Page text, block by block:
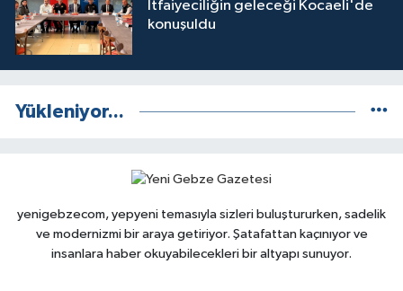
İtfaiyeciliğin geleceği Kocaeli'de
konuşuldu
Yükleniyor...
yenigebzecom, yepyeni temasıyla sizleri buluştururken, sadelik
ve modernizmi bir araya getiriyor. Şatafattan kaçınıyor ve
insanlara haber okuyabilecekleri bir altyapı sunuyor.